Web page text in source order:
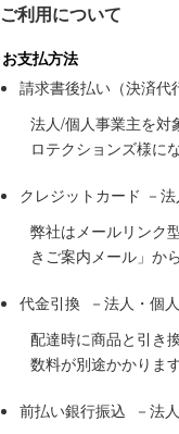
ご利用について
お支払方法
請求書後払い（決済代
法人/個人事業主を対
ロテクションズ様に
クレジットカード －
弊社はメールリンク
きご案内メール」か
代金引換 －法人・個
配達時に商品と引き
数料が別途かかりま
前払い銀行振込 －法